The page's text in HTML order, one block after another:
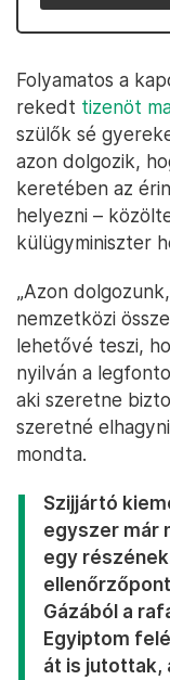
Folyamatos a
rekedt tizenöt
szülők sé
azon dolgozik,
keretében az
helyezni –
külügyminiszter
„Azon
nemzetközi
lehetővé teszi,
nyilván a
aki szeretne
szeretné
mondta.
Szijjártó
egyszer már
egy
Gázából a
Egyiptom
át is jutottak,